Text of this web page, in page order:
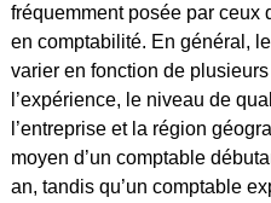
fréquemment posée par ceux
en comptabilité. En général,
varier en fonction de
l’expérience, le niveau de
l’entreprise et la région
moyen d’un comptable
an, tandis qu’un comptable